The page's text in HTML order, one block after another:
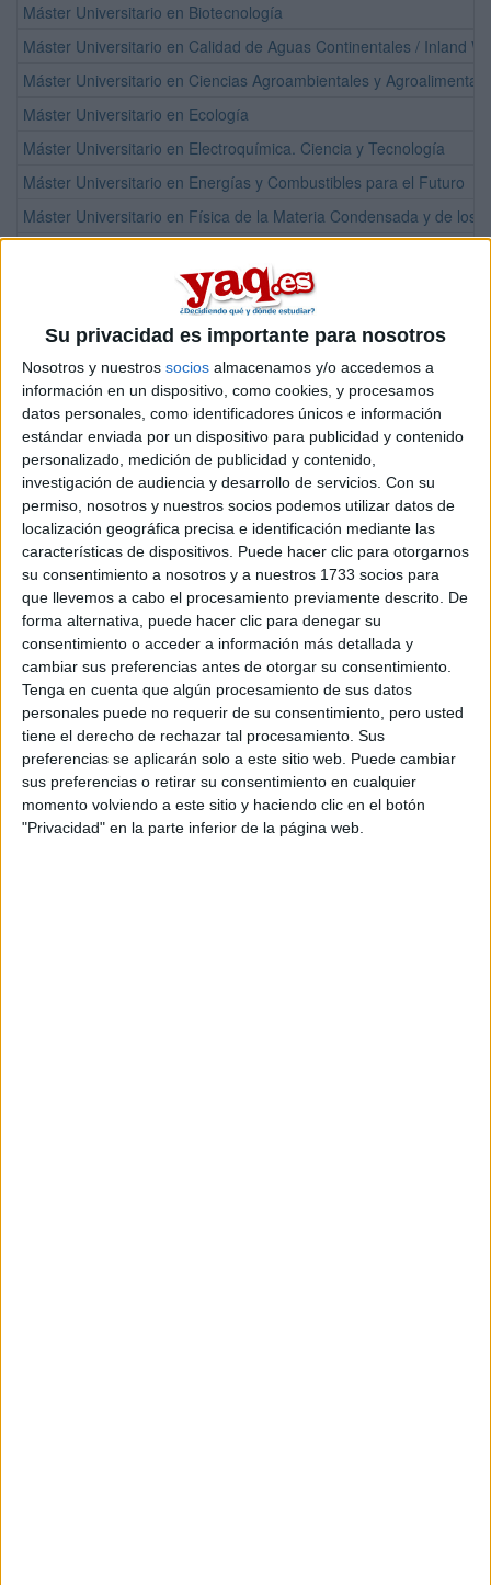
Su privacidad es importante para nosotros
Nosotros y nuestros socios almacenamos y/o accedemos a
información en un dispositivo, como cookies, y procesamos
datos personales, como identificadores únicos e información
estándar enviada por un dispositivo para publicidad y contenido
personalizado, medición de publicidad y contenido,
investigación de audiencia y desarrollo de servicios. Con su
permiso, nosotros y nuestros socios podemos utilizar datos de
localización geográfica precisa e identificación mediante las
características de dispositivos. Puede hacer clic para otorgarnos
su consentimiento a nosotros y a nuestros 1733 socios para
que llevemos a cabo el procesamiento previamente descrito. De
forma alternativa, puede hacer clic para denegar su
consentimiento o acceder a información más detallada y
cambiar sus preferencias antes de otorgar su consentimiento.
Tenga en cuenta que algún procesamiento de sus datos
personales puede no requerir de su consentimiento, pero usted
tiene el derecho de rechazar tal procesamiento. Sus
preferencias se aplicarán solo a este sitio web. Puede cambiar
sus preferencias o retirar su consentimiento en cualquier
momento volviendo a este sitio y haciendo clic en el botón
"Privacidad" en la parte inferior de la página web.
Máster Universitario en Biotecnología
Máster Universitario en Calidad de Aguas Continentales / Inland
Máster Universitario en Ciencias Agroambientales y
Máster Universitario en Ecología
Máster Universitario en Electroquímica. Ciencia y Tecnología
Máster Universitario en Energías y Combustibles para el Futuro
Máster Universitario en Física de la Materia Condensada y de los
Máster Universitario en Física Nuclear / Erasmus Mundus Master
Máster Universitario en Física Nuclear / European Master in
Máster Universitario en Física Teórica
Máster Universitario en Genética y Biología Celular
Máster Universitario en Gestión de Residuos y Aguas Residuales
Máster Universitario en Ingeniería Química
Máster Universitario en Matemáticas y Aplicaciones
Máster Universitario en Materiales Avanzados, Nanotecnología y
Máster Universitario en Microbiología
Máster Universitario en Nanociencia y Nanotecnología Molecular
Máster Universitario en Nuevos Alimentos
Máster Universitario en Química Aplicada
Máster Universitario en Química Orgánica
Máster Universitario en Química Teórica y Modelización
Máster Universitario en Química Teórica y Modelización
Máster Universitario en Química Teórica y Modelización
Facultad de Ciencias Económicas y Empresariales